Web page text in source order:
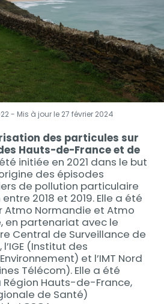
Visuel
- Mis à jour le 27 février 2024
des particules sur
Hauts-de-France et de
initiée en 2021 dans le but
des épisodes
de pollution particulaire
2018 et 2019. Elle a été
Atmo Normandie et Atmo
en partenariat avec le
Central de Surveillance de
(Institut des
et l’IMT Nord
Télécom). Elle a été
Hauts-de-France,
de Santé)